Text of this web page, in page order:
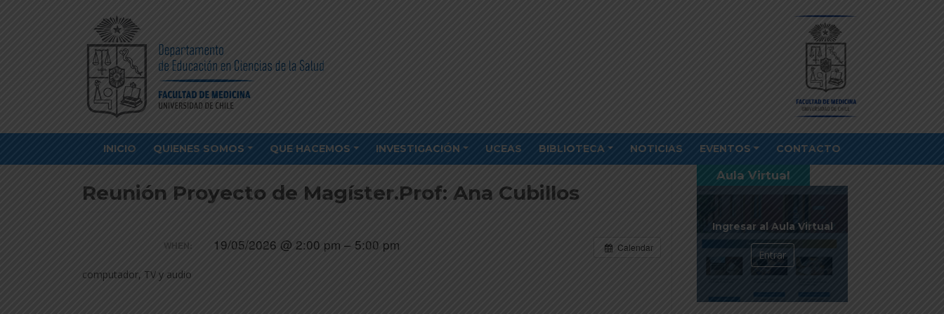
INICIO QUIENES SOMOS QUE HACEMOS INVESTIGACIÓN UCEAS BIBLIOTECA NOTICIAS EVENTOS CONTACTO
Reunión Proyecto de Magíster.Prof: Ana Cubillos
Calendar
WHEN: 19/05/2026 @ 2:00 pm – 5:00 pm
computador, TV y audio
Aula Virtual
Ingresar al Aula Virtual
Entrar